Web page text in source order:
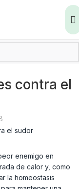
contra el
enemigo en
de calor y, como
la homeostasis